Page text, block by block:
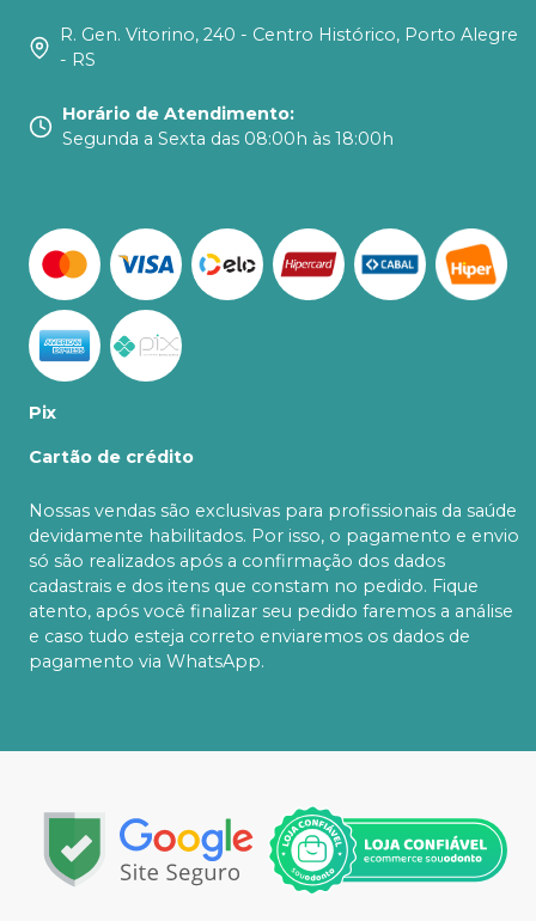
R. Gen. Vitorino, 240 - Centro Histórico, Porto Alegre
- RS
Horário de Atendimento:
Segunda a Sexta das 08:00h às 18:00h
Pix
Cartão de crédito
Nossas vendas são exclusivas para profissionais da saúde
devidamente habilitados. Por isso, o pagamento e envio
só são realizados após a confirmação dos dados
cadastrais e dos itens que constam no pedido. Fique
atento, após você finalizar seu pedido faremos a análise
e caso tudo esteja correto enviaremos os dados de
pagamento via WhatsApp.